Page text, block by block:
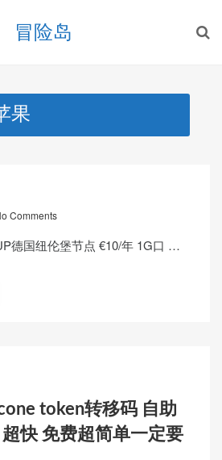
冒险岛
果
Comments
德国纽伦堡节点 €10/年 1G口 …
token转移码 自助
快 免费超简单一定要